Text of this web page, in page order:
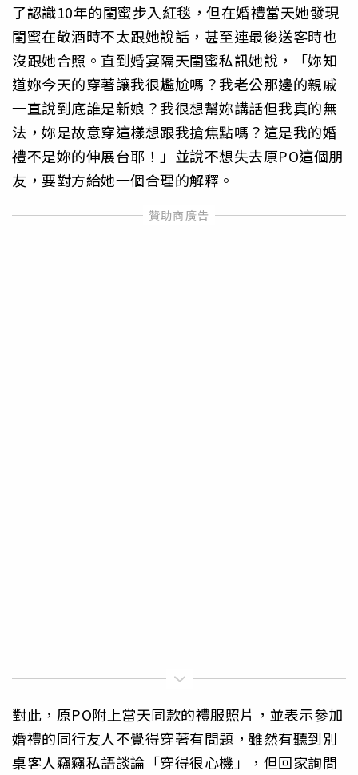
了認識10年的閨蜜步入紅毯，但在婚禮當天她發現
閨蜜在敬酒時不太跟她說話，甚至連最後送客時也
沒跟她合照。直到婚宴隔天閨蜜私訊她說，「妳知
道妳今天的穿著讓我很尷尬嗎？我老公那邊的親戚
一直說到底誰是新娘？我很想幫妳講話但我真的無
法，妳是故意穿這樣想跟我搶焦點嗎？這是我的婚
禮不是妳的伸展台耶！」並說不想失去原PO這個朋
友，要對方給她一個合理的解釋。
對此，原PO附上當天同款的禮服照片，並表示參加
婚禮的同行友人不覺得穿著有問題，雖然有聽到別
桌客人竊竊私語談論「穿得很心機」，但回家詢問